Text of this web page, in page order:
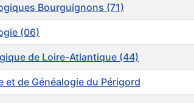
Bourguignons (71)
(06)
de Loire-Atlantique (44)
et de Généalogie du Périgord